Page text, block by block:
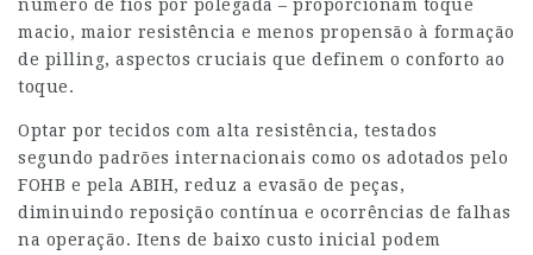
número de fios por polegada – proporcionam toque
macio, maior resistência e menos propensão à formação
de pilling, aspectos cruciais que definem o conforto ao
toque.
Optar por tecidos com alta resistência, testados
segundo padrões internacionais como os adotados pelo
FOHB e pela ABIH, reduz a evasão de peças,
diminuindo reposição contínua e ocorrências de falhas
na operação. Itens de baixo custo inicial podem